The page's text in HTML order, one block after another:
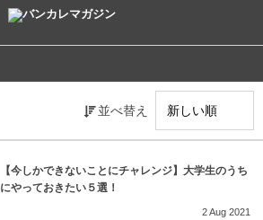
並べ替え
【今しかできないことにチャレンジ】大学生のうち
にやっておきたい５選！
2Aug 2021